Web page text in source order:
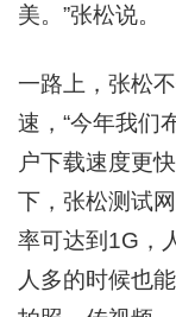
美。”张松说。
一路上，张松
速，“今年我们
户下载速度更
下，张松测试
率可达到1G，
人多的时候也